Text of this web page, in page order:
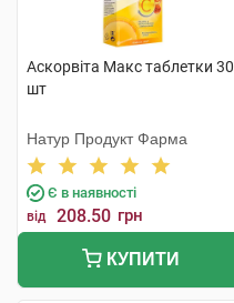
Аскорвіта Макс таблетки 30
шт
Натур Продукт Фарма
Є в наявності
від 208.50 грн
КУПИТИ